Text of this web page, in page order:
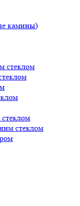
камины)
стеклом
стеклом